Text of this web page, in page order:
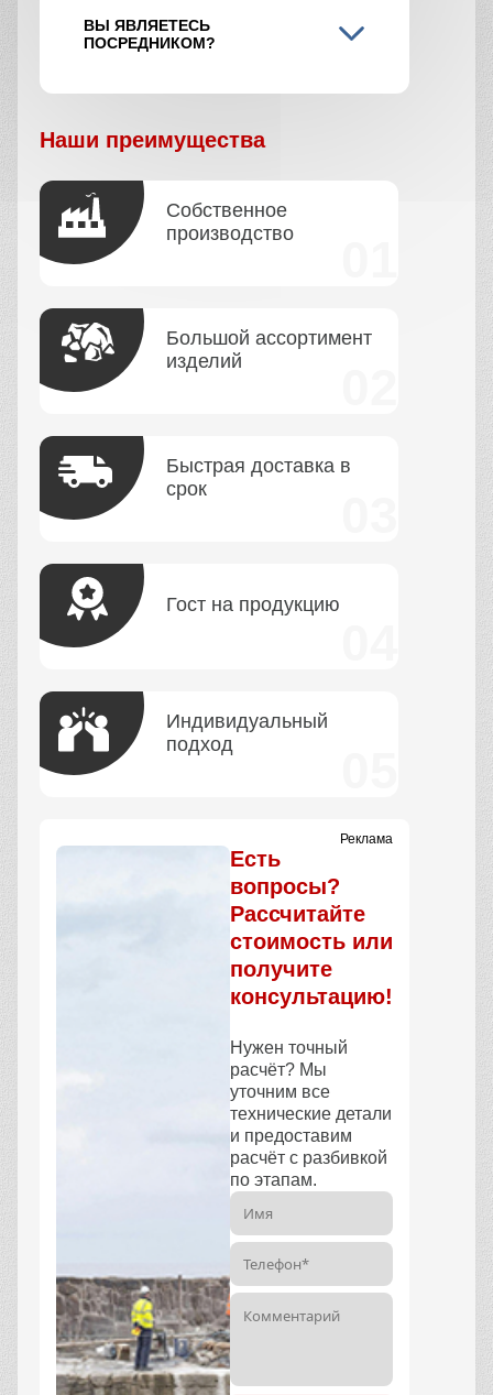
ВЫ ЯВЛЯЕТЕСЬ
ПОСРЕДНИКОМ?
Наши преимущества
Собственное
производство
Большой ассортимент
изделий
Быстрая доставка в
срок
Гост на продукцию
Индивидуальный
подход
Реклама
Есть
вопросы?
Рассчитайте
стоимость или
получите
консультацию!
Нужен точный
расчёт? Мы
уточним все
технические детали
и предоставим
расчёт с разбивкой
по этапам.